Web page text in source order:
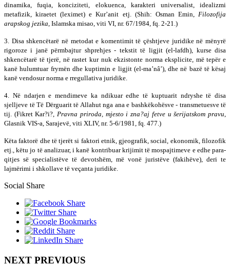
dinamika, fuqia, konciziteti, elokuenca, ka­rakteri universa­list, idealizmi
metafizik, kiraetet (le­xi­met) e Kur’anit etj. (Shih: Osman Emin, Filozofija
arapskog jezika , Islamska misao, viti VI, nr. 67/1984, fq. 2-21.)
3. Disa shkencëtarë në metodat e komentimit të çësh­­tjeve juridike në mënyrë
rigoroze i janë përmbajtur shprehjes - tekstit të ligjit (el-lafdh), kurse disa
shkencëtarë të tjerë, në rastet kur nuk ekzistonte norma eksplicite, më tepër e
kanë hulum­tuar frymën dhe kuptimin e ligjit (el-ma’nâ’), dhe në bazë të kësaj
kanë vendosur norma e rregullativa ju­ridike.
4. Në ndarjen e mendimeve ka ndikuar edhe të kup­tua­rit ndryshe të disa
sjelljeve të Të Dërguarit të Alla­hut nga ana e bashkëkohësve - transmetuesve të
tij. (Fikret Kar?i?, Pravna priroda, mjesto i zna?aj fetve ušerijatskom pravu
Glasnik VIS-a, Sarajevë, viti XLIV, nr. 5-6/1981, fq. 477.)
Këta faktorë dhe të tjerët si faktori etnik, gjeografik, so­cial, ekonomik, filozofik
etj., këtu jo të analizuar, i kanë kontribuar krijimit të mospajtimeve e edhe pa­ra­
qit­jes së specialistëve të devotshëm, më vonë juristëve (fa­ki­hëve), deri te
lajmërimi i shkollave të veçanta juridike.
Social Share
NEXT PREVIOUS